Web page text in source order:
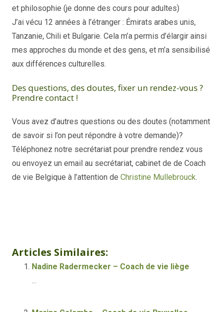
et philosophie (je donne des cours pour adultes)
J’ai vécu 12 années à l’étranger : Émirats arabes unis,
Tanzanie, Chili et Bulgarie. Cela m’a permis d’élargir ainsi
mes approches du monde et des gens, et m’a sensibilisé
aux différences culturelles.
Des questions, des doutes, fixer un rendez-vous ?
Prendre contact !
Vous avez d’autres questions ou des doutes (notamment
de savoir si l’on peut répondre à votre demande)?
Téléphonez notre secrétariat pour prendre rendez vous
ou envoyez un email au secrétariat, cabinet de de Coach
de vie Belgique à l’attention de Christine Mullebrouck.
Articles Similaires:
Nadine Radermecker – Coach de vie liège
...